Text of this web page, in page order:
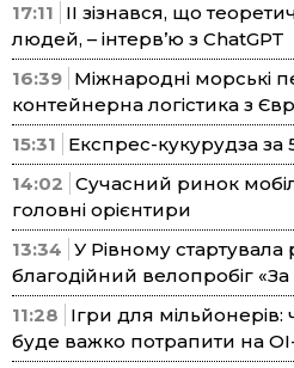
17:11
ІІ зізнався, що
людей, – інтерв’ю з ChatGPT
16:39 Міжнародні морські
контейнерна логістика з
15:31
Експрес-кукурудза за
14:02 Сучасний ринок
головні орієнтири
13:34 У Рівному стартувала
благодійний велопробіг
11:28
Ігри для
буде важко потрапити на